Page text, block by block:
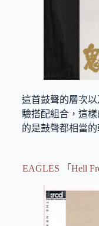
這首鼓聲的層次
驗搭配組合，這
的是鼓聲都相當
EAGLES 「Hell